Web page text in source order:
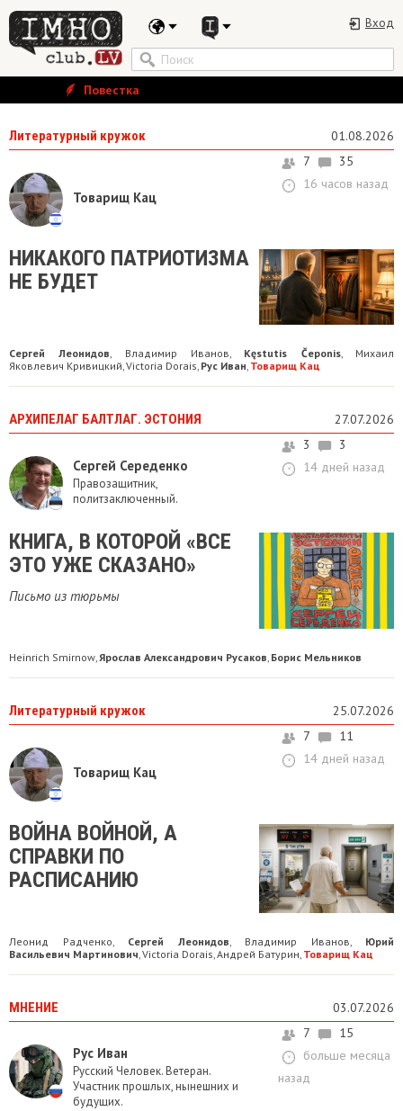
Вход
Повестка
Литературный кружок 01.08.2026
Товарищ Кац
7
35
16 часов назад
НИКАКОГО ПАТРИОТИЗМА
НЕ БУДЕТ
Сергей Леонидов, Владимир Иванов, Kęstutis Čeponis, Михаил
Яковлевич Кривицкий,Victoria Dorais, Рус Иван, Товарищ Кац
АРХИПЕЛАГ БАЛТЛАГ. ЭСТОНИЯ 27.07.2026
Сергей Середенко
Правозащитник,
политзаключенный.
3
3
14 дней назад
КНИГА, В КОТОРОЙ «ВСЕ
ЭТО УЖЕ СКАЗАНО»
Письмо из тюрьмы
Heinrich Smirnow,Ярослав Александрович Русаков, Борис Мельников
Литературный кружок 25.07.2026
Товарищ Кац
7
11
14 дней назад
ВОЙНА ВОЙНОЙ, А
СПРАВКИ ПО
РАСПИСАНИЮ
Леонид Радченко, Сергей Леонидов, Владимир Иванов, Юрий
Васильевич Мартинович,Victoria Dorais,Андрей Батурин, Товарищ Кац
МНЕНИЕ 03.07.2026
Рус Иван
Русский Человек. Ветеран.
Участник прошлых, нынешних и
будущих.
7
15
больше месяца
назад